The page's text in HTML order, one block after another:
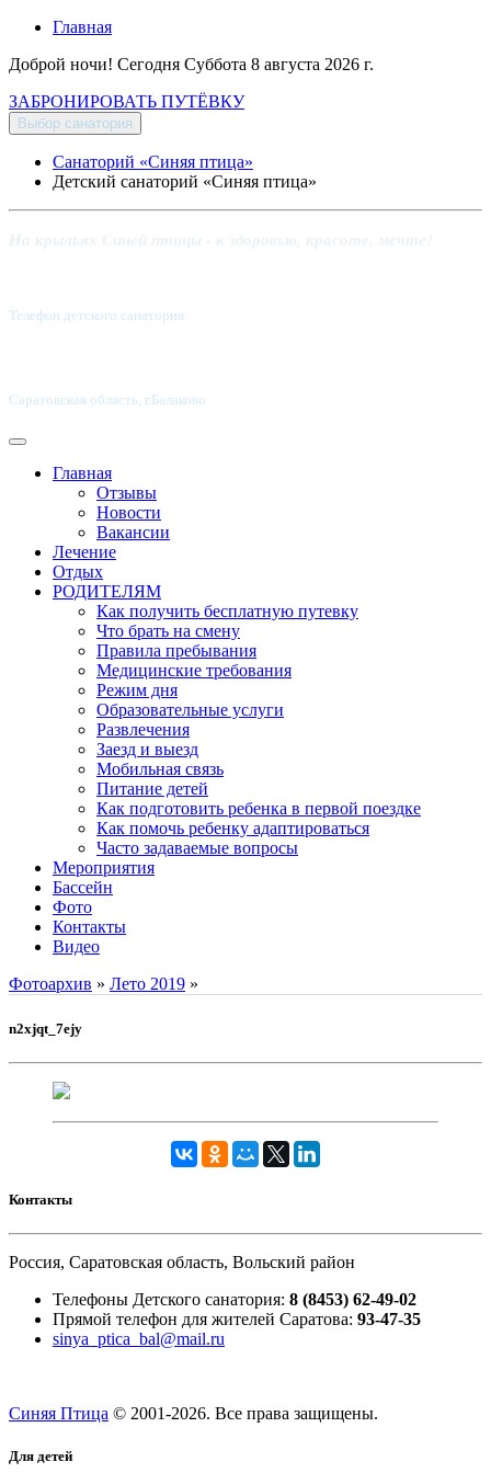
Главная
Доброй ночи! Сегодня Суббота 8 августа 2026 г.
ЗАБРОНИРОВАТЬ ПУТЁВКУ
Выбор санатория
Санаторий «Синяя птица»
Детский санаторий «Синяя птица»
Телефон детского санатория:
Саратовская область, г.Балаково
Главная
Отзывы
Новости
Вакансии
Лечение
Отдых
РОДИТЕЛЯМ
Как получить бесплатную путевку
Что брать на смену
Правила пребывания
Медицинские требования
Режим дня
Образовательные услуги
Развлечения
Заезд и выезд
Мобильная связь
Питание детей
Как подготовить ребенка в первой поездке
Как помочь ребенку адаптироваться
Часто задаваемые вопросы
Мероприятия
Бассейн
Фото
Контакты
Видео
Фотоархив » Лето 2019 »
n2xjqt_7ejy
Контакты
Россия, Саратовская область, Вольский район
Телефоны Детского санатория: 8 (8453) 62-49-02
Прямой телефон для жителей Саратова: 93-47-35
sinya_ptica_bal@mail.ru
Синяя Птица © 2001-2026. Все права защищены.
Для детей